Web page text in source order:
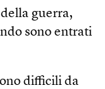
guerra,
sono entrati
difficili da